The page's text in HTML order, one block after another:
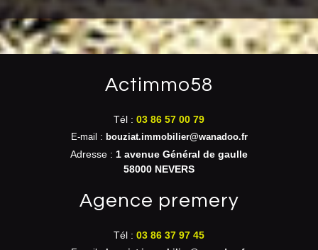
actimmo58
Tél : 03 86 57 00 79
E-mail : bouziat.immobilier@wanadoo.fr
Adresse : 1 avenue Général de gaulle
58000 NEVERS
agence premery
Tél : 03 86 37 97 45